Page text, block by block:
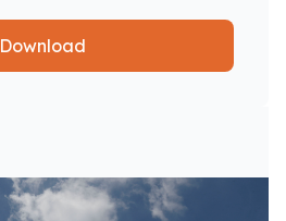
Download